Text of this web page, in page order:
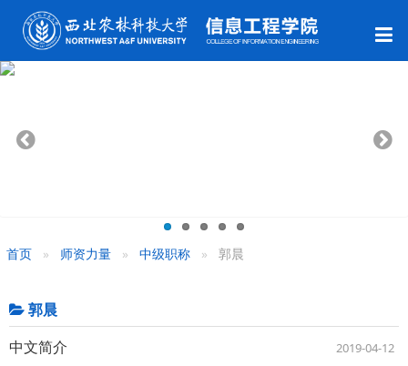
首页 师资力量 中级职称 郭晨
郭晨
中文简介
2019-04-12